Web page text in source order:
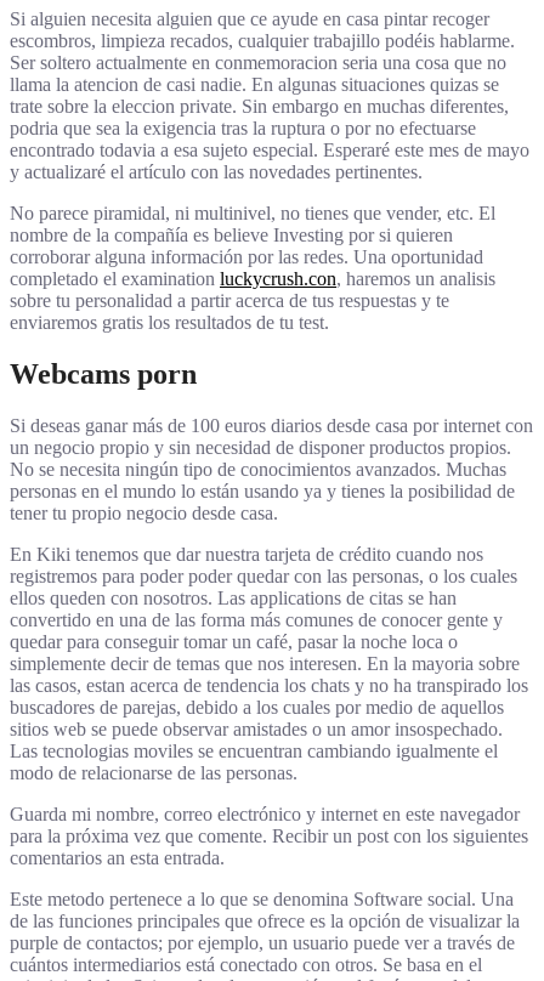
Si alguien necesita alguien que ce ayude en casa pintar recoger
escombros, limpieza recados, cualquier trabajillo podéis hablarme.
Ser soltero actualmente en conmemoracion seri­a una cosa que no
llama la atencion de casi nadie. En algunas situaciones quizas se
trate sobre la eleccion private. Sin embargo en muchas diferentes,
podria que sea la exigencia tras la ruptura o por no efectuarse
encontrado todavia a esa sujeto especial. Esperaré este mes de mayo
y actualizaré el artículo con las novedades pertinentes.
No parece piramidal, ni multinivel, no tienes que vender, etc. El
nombre de la compañía es believe Investing por si quieren
corroborar alguna información por las redes. Una oportunidad
completado el examination luckycrush.con, haremos un analisis
sobre tu personalidad a partir acerca de tus respuestas y te
enviaremos gratis los resultados de tu test.
Webcams porn
Si deseas ganar más de 100 euros diarios desde casa por internet con
un negocio propio y sin necesidad de disponer productos propios.
No se necesita ningún tipo de conocimientos avanzados. Muchas
personas en el mundo lo están usando ya y tienes la posibilidad de
tener tu propio negocio desde casa.
En Kiki tenemos que dar nuestra tarjeta de crédito cuando nos
registremos para poder poder quedar con las personas, o los cuales
ellos queden con nosotros. Las applications de citas se han
convertido en una de las forma más comunes de conocer gente y
quedar para conseguir tomar un café, pasar la noche loca o
simplemente decir de temas que nos interesen. En la mayoria sobre
las casos, estan acerca de tendencia los chats y no ha transpirado los
buscadores de parejas, debido a los cuales por medio de aquellos
sitios web se puede observar amistades o un amor insospechado.
Las tecnologias moviles se encuentran cambiando igualmente el
modo de relacionarse de las personas.
Guarda mi nombre, correo electrónico y internet en este navegador
para la próxima vez que comente. Recibir un post con los siguientes
comentarios an esta entrada.
Este metodo pertenece a lo que se denomina Software social. Una
de las funciones principales que ofrece es la opción de visualizar la
purple de contactos; por ejemplo, un usuario puede ver a través de
cuántos intermediarios está conectado con otros. Se basa en el